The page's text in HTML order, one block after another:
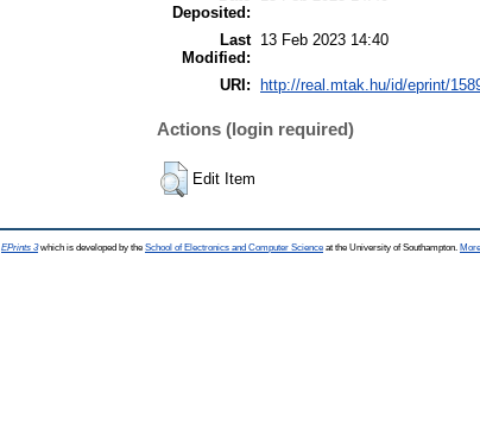
Deposited:
Last
Modified:
13 Feb 2023 14:40
URI: http://real.mtak.hu/id/eprint/
Actions (login required)
Edit Item
EPrints 3which is developed by the School of Electronics and Computer Science at the University of Southampton.